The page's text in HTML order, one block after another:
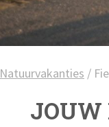
Natuurvakanties /
JOUW